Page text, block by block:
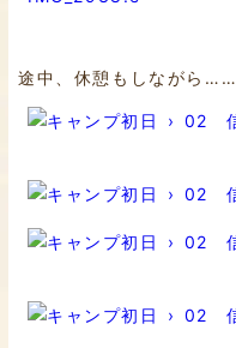
途中、休憩もしながら……